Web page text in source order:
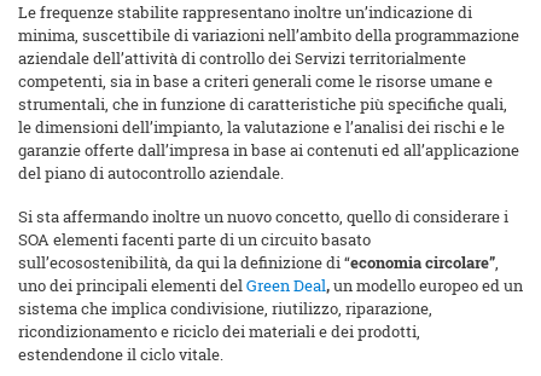
Le frequenze stabilite rappresentano inoltre un’indicazione di
minima, suscettibile di variazioni nell’ambito della programmazione
aziendale dell’attività di controllo dei Servizi territorialmente
competenti, sia in base a criteri generali come le risorse umane e
strumentali, che in funzione di caratteristiche più specifiche quali,
le dimensioni dell’impianto, la valutazione e l’analisi dei rischi e le
garanzie offerte dall’impresa in base ai contenuti ed all’applicazione
del piano di autocontrollo aziendale.
Si sta affermando inoltre un nuovo concetto, quello di considerare i
SOA elementi facenti parte di un circuito basato
sull’ecosostenibilità, da qui la definizione di “economia circolare”,
uno dei principali elementi delGreen Deal,un modello europeo ed un
sistema che implica condivisione, riutilizzo, riparazione,
ricondizionamento e riciclo dei materiali e dei prodotti,
estendendone il ciclo vitale.